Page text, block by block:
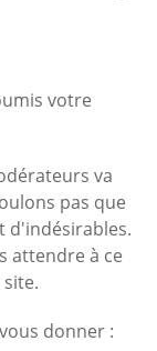
votre
va
pas que
d'indésirables.
attendre à ce
donner :